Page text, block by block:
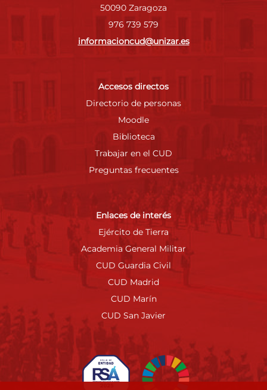
50090 Zaragoza
976 739 579
informacioncud@unizar.es
Accesos directos
Directorio de personas
Moodle
Biblioteca
Trabajar en el CUD
Preguntas frecuentes
Enlaces de interés
Ejército de Tierra
Academia General Militar
CUD Guardia Civil
CUD Madrid
CUD Marín
CUD San Javier